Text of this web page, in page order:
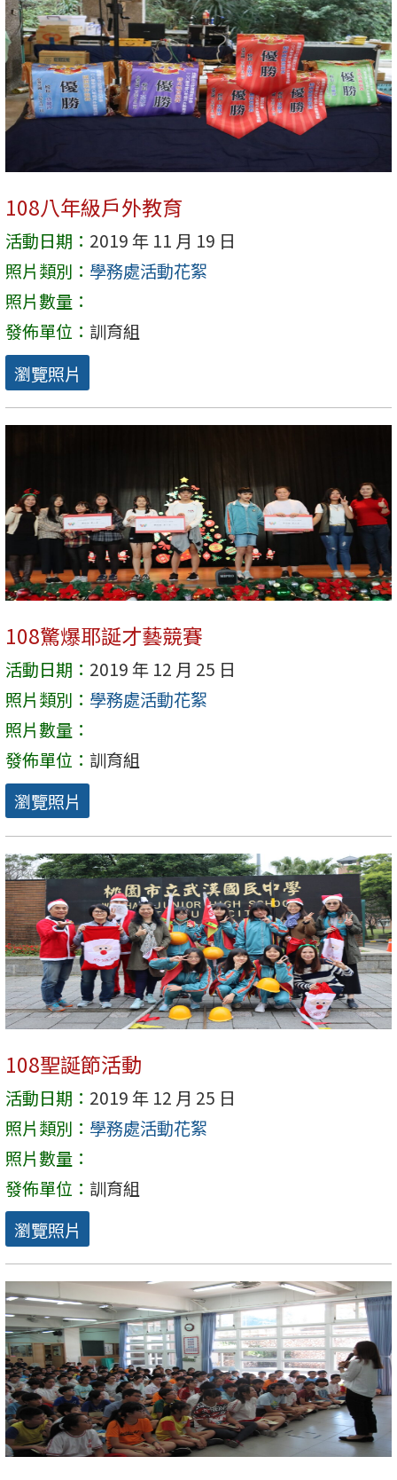
108八年級戶外教育
活動日期： 2019 年 11 月 19 日
照片類別： 學務處活動花絮
照片數量：
發佈單位： 訓育組
瀏覽照片
108驚爆耶誕才藝競賽
活動日期： 2019 年 12 月 25 日
照片類別： 學務處活動花絮
照片數量：
發佈單位： 訓育組
瀏覽照片
108聖誕節活動
活動日期： 2019 年 12 月 25 日
照片類別： 學務處活動花絮
照片數量：
發佈單位： 訓育組
瀏覽照片